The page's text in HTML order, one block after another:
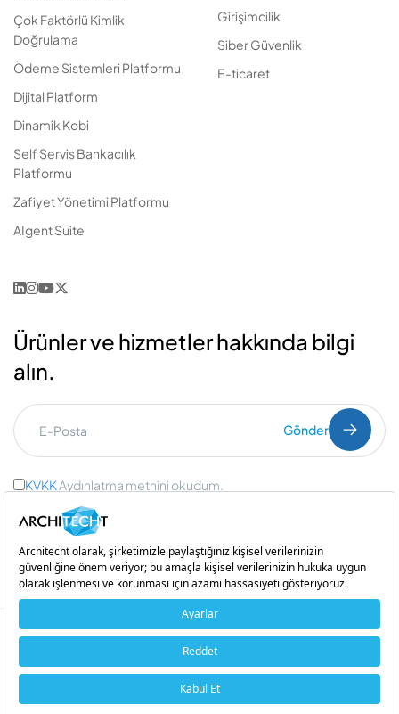
Çok Faktörlü Kimlik
Doğrulama
Ödeme Sistemleri Platformu
Dijital Platform
Dinamik Kobi
Self Servis Bankacılık
Platformu
Zafiyet Yönetimi Platformu
AIgent Suite
Girişimcilik
Siber Güvenlik
E-ticaret
Ürünler ve hizmetler hakkında bilgi
alın.
Gönder
KVKKAydınlatma metnini okudum.
Ticari İleti Onayı
Bir iştirakidir
Copyright © 2026 Architecht. Her hakkı saklıdır.
Çerez Politikası